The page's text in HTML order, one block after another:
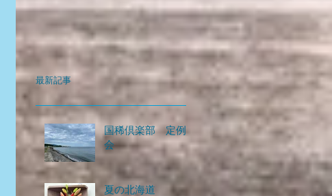
最新記事
国稀倶楽部 定例
会
夏の北海道